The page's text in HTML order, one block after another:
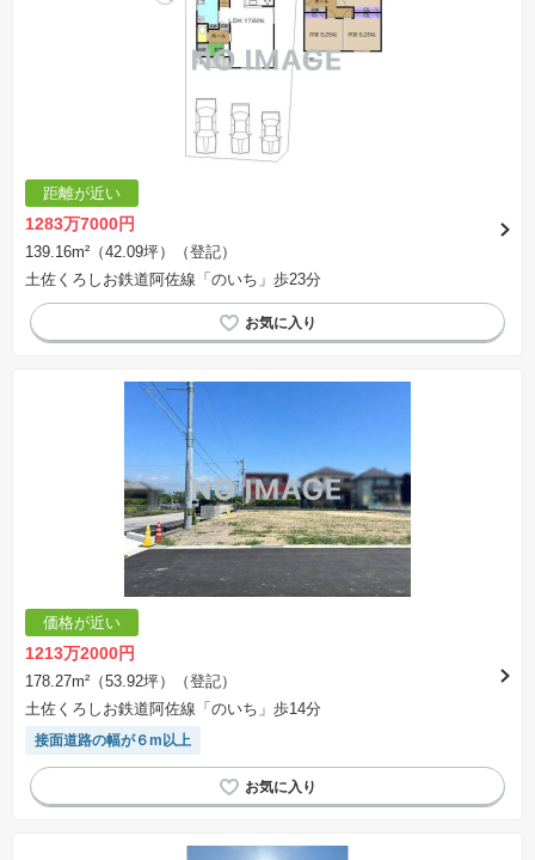
距離が近い
1283万7000円
139.16m²（42.09坪）（登記）
土佐くろしお鉄道阿佐線「のいち」歩23分
価格が近い
1213万2000円
178.27m²（53.92坪）（登記）
土佐くろしお鉄道阿佐線「のいち」歩14分
接面道路の幅が６m以上